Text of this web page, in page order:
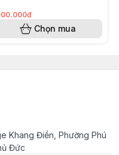
Chọn mua
Khang Điền, Phường Phú
Đức